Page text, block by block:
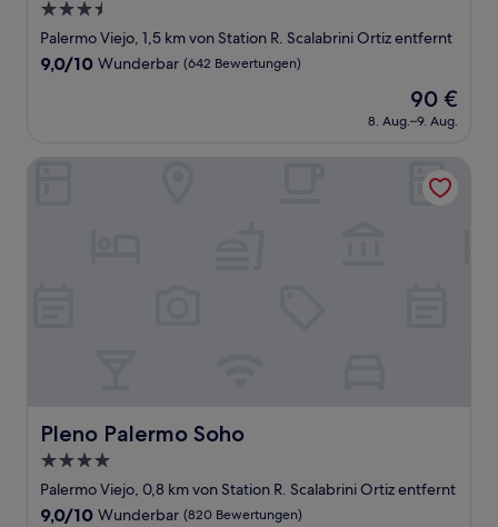
3.5-
Sterne-
Unterkunft
Palermo Viejo, 1,5 km von Station R. Scalabrini Ortiz entfernt
9.0
Bewertungen)
9,0/10 Wunderbar (642 Bewertungen)
Der
Preis
beträgt
90 €
8. Aug.–9. Aug.
Pleno Palermo Soho
Pleno Palermo Soho
4.0-
Sterne-
Unterkunft
Palermo Viejo, 0,8 km von Station R. Scalabrini Ortiz entfernt
9.0
9,0/10 Wunderbar (820 Bewertungen)